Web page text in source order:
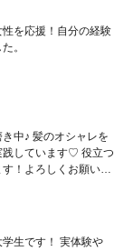
を応援！自分の経験
。
中♪ 髪のオシャレを
践しています♡ 役立つ
！よろしくお願いし
生です！ 実体験や